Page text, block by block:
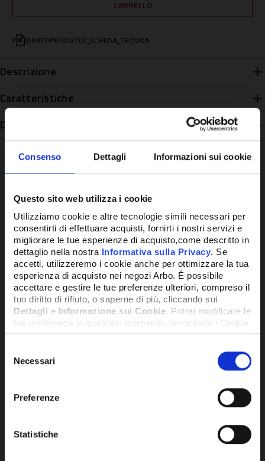
Consenso Dettagli Informazioni sui cookie
Questo sito web utilizza i cookie
Utilizziamo cookie e altre tecnologie simili necessari per
consentirti di effettuare acquisti, fornirti i nostri servizi e
migliorare le tue esperienze di acquisto,come descritto in
dettaglio nella nostra Informativa sulla Privacy. Se
accetti, utilizzeremo i cookie anche per ottimizzare la tua
esperienza di acquisto nei negozi Arbo. É possibile
accettare e gestire le tue preferenze ulteriori, compreso il
tuo diritto di rifiuto, o saperne di più, cliccando sui
Dettagli e Informazione sui Cookie. Potrai modificare le
tue preferenze in qualsiasi momento, revocando i Cookie
precedentemente autorizzati, direttamente dalle
delNecessari
Preferenze
Statistiche
IDN971P9D303Z00_SCHEDA_TECNICA
Descrizione
Caratteristiche
Disponibilità
Potrebbe anche interessarti
TERMOSTATO ELIWELL ID-NEXT 961 P